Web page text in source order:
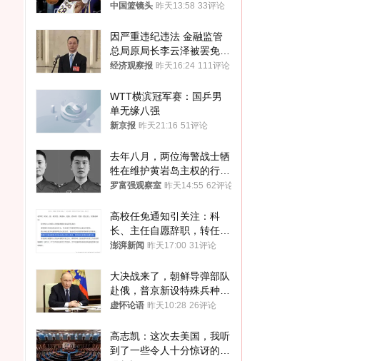
中国篮镜头 昨天13:58 33评论
因严重违纪违法 金融监管
总局原局长李云泽被罢免全
国人大代表
经济观察报 昨天16:24 111评论
WTT横滨冠军赛：国乒男
单无缘八强
新京报 昨天21:16 51评论
去年八月，两位海警战士牺
牲在维护黄岩岛主权的行动
中
罗富强观察室 昨天14:55 62评论
高校任免通知引关注：科
长、主任自愿辞职，转任思
政辅导员
澎湃新闻 昨天17:00 31评论
大决战来了，朝鲜导弹部队
赴俄，普京新设特殊兵种，
76岁老将扛旗
虚怀论语 昨天10:28 26评论
高志凯：这次去美国，我听
到了一些令人十分惊讶的消